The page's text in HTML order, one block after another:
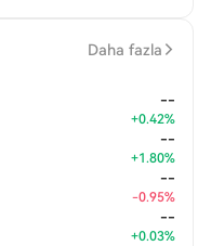
Daha fazla
--
+0.42%
--
+1.80%
--
-0.95%
--
+0.03%